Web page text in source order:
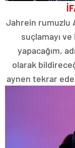
Jahrein rumuzlu
suçlamayı ve
yapacağım,
olarak
aynen tekrar